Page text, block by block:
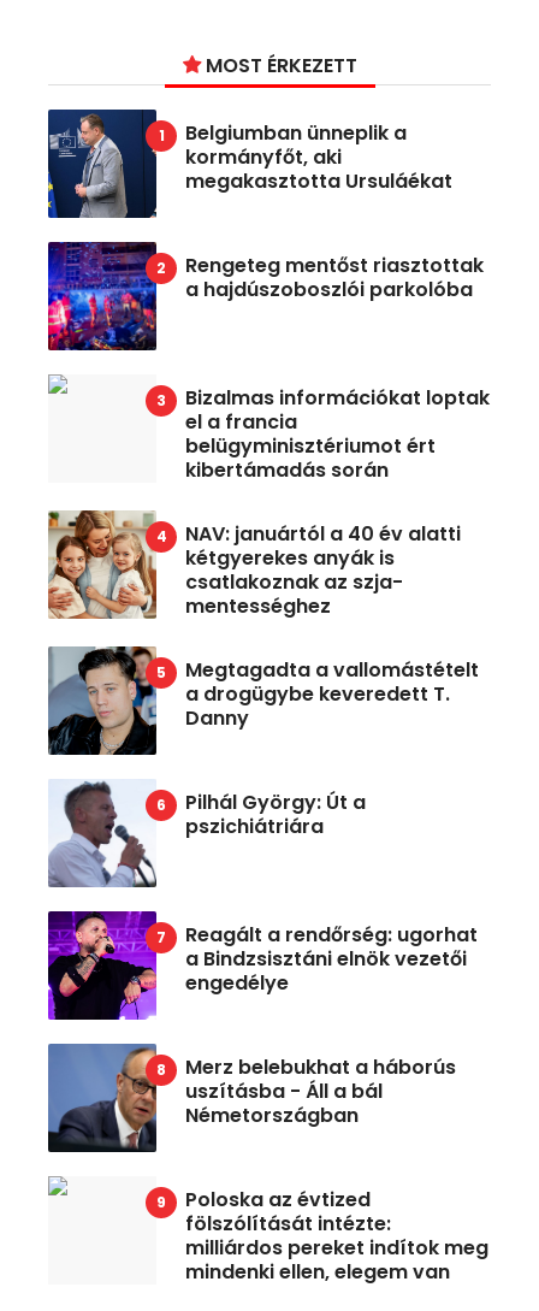
MOST ÉRKEZETT
Belgiumban ünneplik a
kormányfőt, aki
megakasztotta Ursuláékat
Rengeteg mentőst riasztottak
a hajdúszoboszlói parkolóba
Bizalmas információkat loptak
el a francia
belügyminisztériumot ért
kibertámadás során
NAV: januártól a 40 év alatti
kétgyerekes anyák is
csatlakoznak az szja-
mentességhez
Megtagadta a vallomástételt
a drogügybe keveredett T.
Danny
Pilhál György: Út a
pszichiátriára
Reagált a rendőrség: ugorhat
a Bindzsisztáni elnök vezetői
engedélye
Merz belebukhat a háborús
uszításba - Áll a bál
Németországban
Poloska az évtized
fölszólítását intézte:
milliárdos pereket indítok meg
mindenki ellen, elegem van